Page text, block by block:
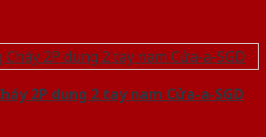
2P dung 2 tay nam Cửa-a-SGD